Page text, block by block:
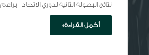
نتائج البطولة الثانية لدوري الاتحاد – براعم
أكمل القراءة »